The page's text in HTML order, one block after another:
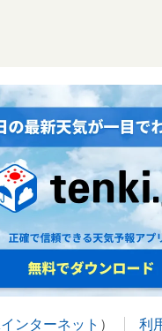
ンターネット ） 利